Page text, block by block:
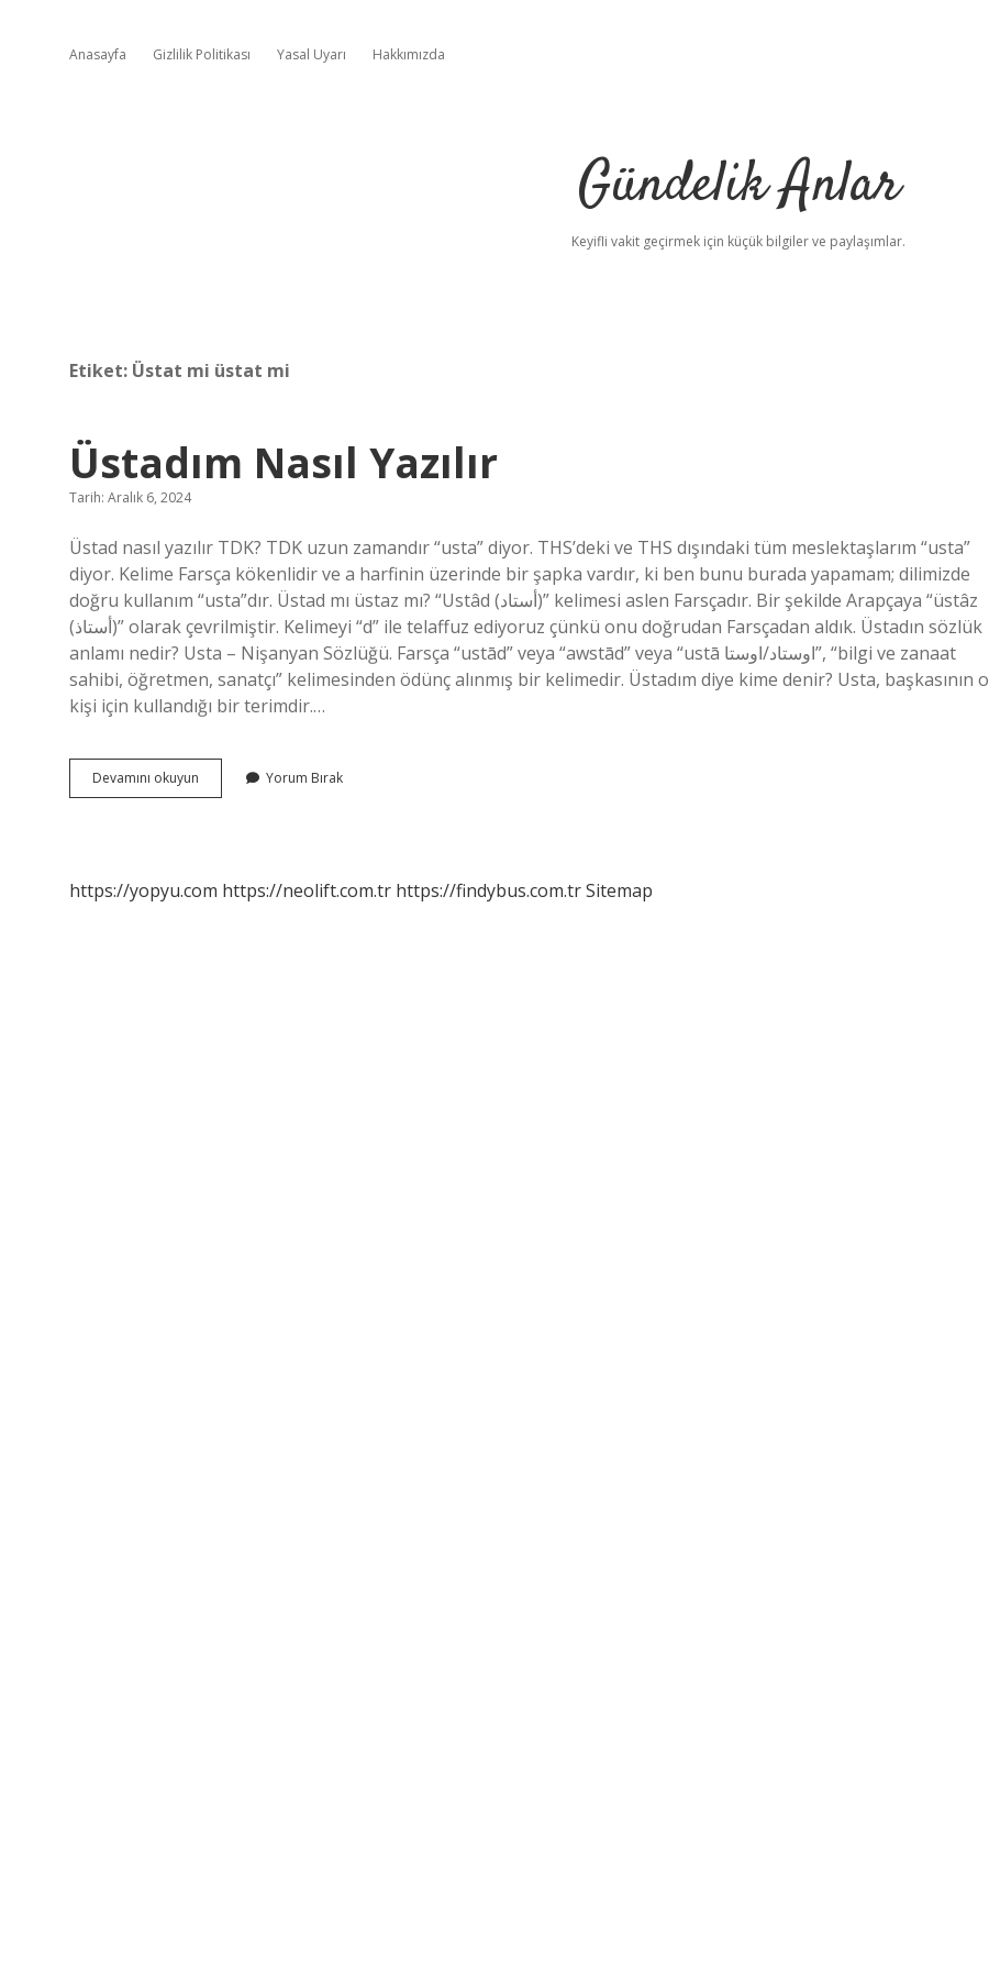
Anasayfa Gizlilik Politikası Yasal Uyarı Hakkımızda
Gündelik Anlar
Keyifli vakit geçirmek için küçük bilgiler ve paylaşımlar.
Etiket: Üstat mi üstat mi
Üstadım Nasıl Yazılır
Tarih: Aralık 6, 2024
Üstad nasıl yazılır TDK? TDK uzun zamandır “usta” diyor. THS’deki ve THS dışındaki tüm meslektaşlarım “usta”
diyor. Kelime Farsça kökenlidir ve a harfinin üzerinde bir şapka vardır, ki ben bunu burada yapamam; dilimizde
doğru kullanım “usta”dır. Üstad mı üstaz mı? “Ustâd (أستاد)” kelimesi aslen Farsçadır. Bir şekilde Arapçaya “üstâz
(أستاذ)” olarak çevrilmiştir. Kelimeyi “d” ile telaffuz ediyoruz çünkü onu doğrudan Farsçadan aldık. Üstadın sözlük
anlamı nedir? Usta – Nişanyan Sözlüğü. Farsça “ustād” veya “awstād” veya “ustā اوستاد/اوستا”, “bilgi ve zanaat
sahibi, öğretmen, sanatçı” kelimesinden ödünç alınmış bir kelimedir. Üstadım diye kime denir? Usta, başkasının o
kişi için kullandığı bir terimdir.…
Devamını okuyun Üstadım
Nasıl
Yorum Bırak
https://yopyu.com https://neolift.com.tr https://findybus.com.trSitemap